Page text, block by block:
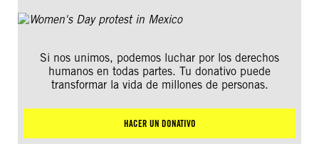
Si nos unimos, podemos luchar por los derechos
humanos en todas partes. Tu donativo puede
transformar la vida de millones de personas.
HACER UN DONATIVO